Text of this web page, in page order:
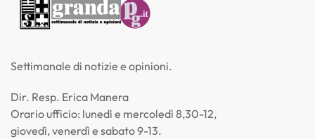
Settimanale di notizie e opinioni.
Dir. Resp. Erica Manera
Orario ufficio: lunedì e mercoledì 8,30-12,
giovedì, venerdì e sabato 9-13.